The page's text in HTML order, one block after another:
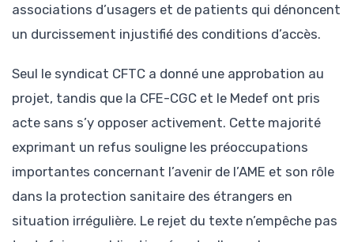
associations d’usagers et de patients qui dénoncent
un durcissement injustifié des conditions d’accès.
Seul le syndicat CFTC a donné une approbation au
projet, tandis que la CFE-CGC et le Medef ont pris
acte sans s’y opposer activement. Cette majorité
exprimant un refus souligne les préoccupations
importantes concernant l’avenir de l’AME et son rôle
dans la protection sanitaire des étrangers en
situation irrégulière. Le rejet du texte n’empêche pas